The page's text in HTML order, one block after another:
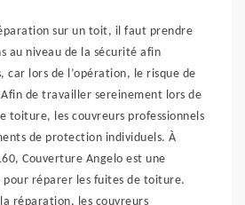
sur un toit, il faut prendre
au niveau de la sécurité afin
car lors de l’opération, le risque de
de travailler sereinement lors de
toiture, les couvreurs professionnels
de protection individuels. À
Couverture Angelo est une
pour réparer les fuites de toiture.
réparation, les couvreurs